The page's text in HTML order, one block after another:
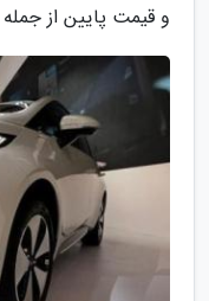
و قیمت پایین از